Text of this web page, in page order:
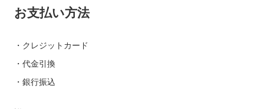
お支払い方法
・クレジットカード
・代金引換
・銀行振込